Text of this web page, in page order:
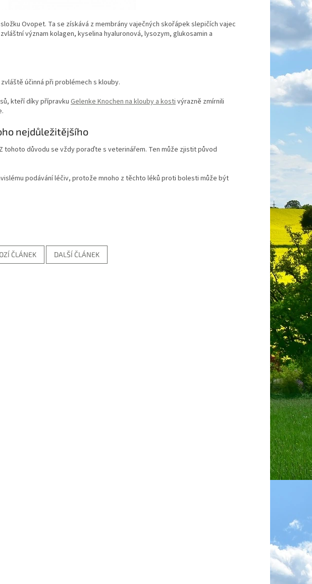
Ovopet. Ta se získává z membrány vaječných skořápek slepičích vajec
význam kolagen, kyselina hyaluronová, lysozym, glukosamin a
účinná při problémech s klouby.
kteří díky přípravku Gelenke Knochen na klouby a kosti výrazně zmírnili
.
nejdůležitějšího
tohoto důvodu se vždy poraďte s veterinářem. Ten může zjistit původ
podávání léčiv, protože mnoho z těchto léků proti bolesti může být
ČLÁNEK DALŠÍ ČLÁNEK